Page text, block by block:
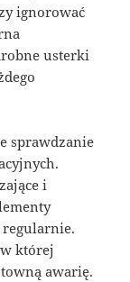
ignorować
usterki
sprawdzanie
i
której
awarię.